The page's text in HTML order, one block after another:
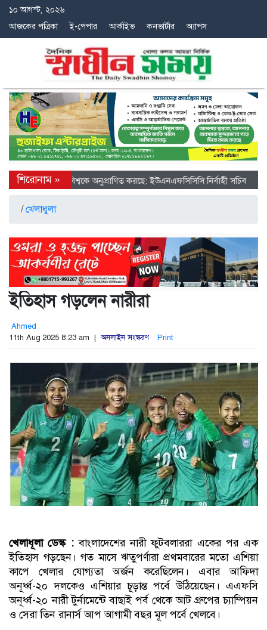
১০ আগস্ট, ২০২৬
আজকের পত্রিকা
ই-পেপার আর্কাইভ কনভার্টার অ্যাপস
চীনের অগ্রগতি বিশ্বকে অনুপ্রাণিত করছে: ইউএনএফসিসিসি নির্বাহী সচিব
/খেলাধুলা
ইতিহাস গড়লেন নারীরা
Ahmed
11th Aug 2025 8:23 am | অনলাইন সংস্করণ Print
খেলাধূলা ডেস্ক :বাংলাদেশের নারী ফুটবলাররা একের পর এক
ইতিহাস গড়ছেন। গত মাসে ঋতুপর্ণারা প্রথমবারের মতো এশিয়া
কাপে খেলার যোগ্যতা অর্জন করেছিলেন। এবার আফিদা
অনূর্ধ্ব-২০ দলকেও এশিয়ার চূড়ান্ত পর্বে উঠিয়েছেন। এএফসি
অনূর্ধ্ব-২০ নারী টুর্নামেন্টে বাছাই পর্ব থেকে আট গ্রুপের চ্যাম্পিয়ন
ও সেরা তিন রানার্স আপ আগামী বছর মূল পর্বে খেলবে।